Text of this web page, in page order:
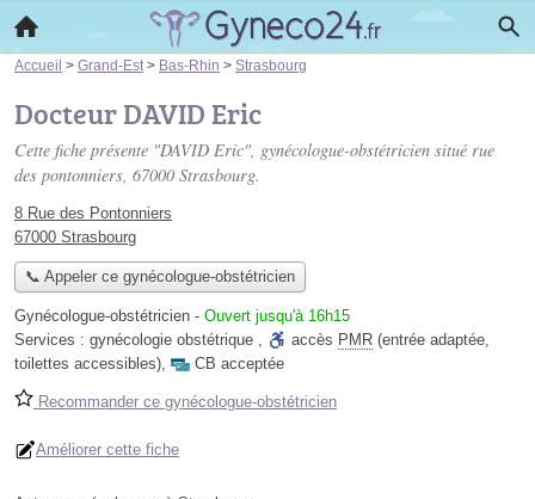
Accueil > Grand-Est > Bas-Rhin > Strasbourg
Docteur DAVID Eric
Cette fiche présente "DAVID Eric", gynécologue-obstétricien situé rue
des pontonniers, 67000 Strasbourg.
8 Rue des Pontonniers
67000 Strasbourg
📞 Appeler ce gynécologue-obstétricien
Gynécologue-obstétricien - Ouvert jusqu'à 16h15
Services : gynécologie obstétrique , accès PMR (entrée adaptée,
toilettes accessibles), CB acceptée
Recommander ce gynécologue-obstétricien
Améliorer cette fiche